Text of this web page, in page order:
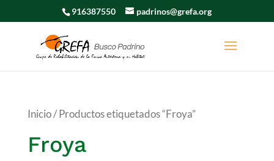
916387550 padrinos@grefa.org
Inicio/ Productos etiquetados “Froya”
Froya